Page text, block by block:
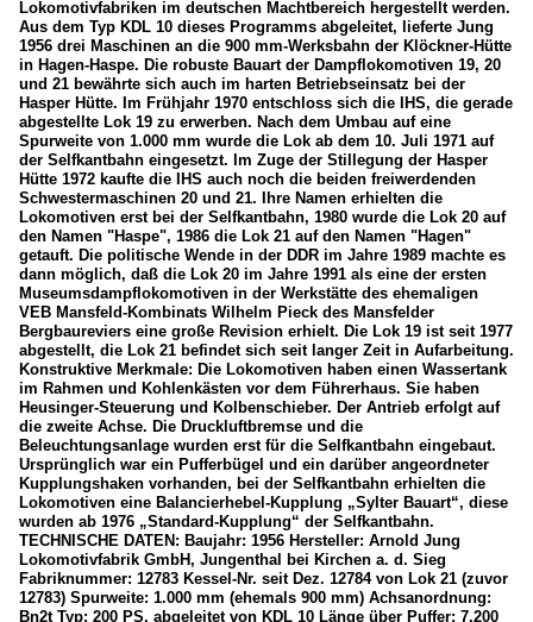
Museumsbahnen, Vereine und Museen
Dampfbahn Bern (DBB)
Sonstige
Sonstiges
_Spezifikationen von Triebfahrzeugen
Deutschland
Dampfloks
Lokomotivfabriken im deutschen Machtbereich hergestellt werden.
Aus dem Typ KDL 10 dieses Programms abgeleitet, lieferte Jung
1956 drei Maschinen an die 900 mm-Werksbahn der Klöckner-Hütte
in Hagen-Haspe. Die robuste Bauart der Dampflokomotiven 19, 20
und 21 bewährte sich auch im harten Betriebseinsatz bei der
Hasper Hütte. Im Frühjahr 1970 entschloss sich die IHS, die gerade
abgestellte Lok 19 zu erwerben. Nach dem Umbau auf eine
Spurweite von 1.000 mm wurde die Lok ab dem 10. Juli 1971 auf
der Selfkantbahn eingesetzt. Im Zuge der Stillegung der Hasper
Hütte 1972 kaufte die IHS auch noch die beiden freiwerdenden
Schwestermaschinen 20 und 21. Ihre Namen erhielten die
Lokomotiven erst bei der Selfkantbahn, 1980 wurde die Lok 20 auf
den Namen "Haspe", 1986 die Lok 21 auf den Namen "Hagen"
getauft. Die politische Wende in der DDR im Jahre 1989 machte es
dann möglich, daß die Lok 20 im Jahre 1991 als eine der ersten
Museumsdampflokomotiven in der Werkstätte des ehemaligen
VEB Mansfeld-Kombinats Wilhelm Pieck des Mansfelder
Bergbaureviers eine große Revision erhielt. Die Lok 19 ist seit 1977
abgestellt, die Lok 21 befindet sich seit langer Zeit in Aufarbeitung.
Konstruktive Merkmale: Die Lokomotiven haben einen Wassertank
im Rahmen und Kohlenkästen vor dem Führerhaus. Sie haben
Heusinger-Steuerung und Kolbenschieber. Der Antrieb erfolgt auf
die zweite Achse. Die Druckluftbremse und die
Beleuchtungsanlage wurden erst für die Selfkantbahn eingebaut.
Ursprünglich war ein Pufferbügel und ein darüber angeordneter
Kupplungshaken vorhanden, bei der Selfkantbahn erhielten die
Lokomotiven eine Balancierhebel-Kupplung „Sylter Bauart“, diese
wurden ab 1976 „Standard-Kupplung“ der Selfkantbahn.
TECHNISCHE DATEN: Baujahr: 1956 Hersteller: Arnold Jung
Lokomotivfabrik GmbH, Jungenthal bei Kirchen a. d. Sieg
Fabriknummer: 12783 Kessel-Nr. seit Dez. 12784 von Lok 21 (zuvor
12783) Spurweite: 1.000 mm (ehemals 900 mm) Achsanordnung:
Bn2t Typ: 200 PS, abgeleitet von KDL 10 Länge über Puffer: 7.200